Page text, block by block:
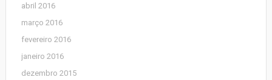
abril 2016
março 2016
fevereiro 2016
janeiro 2016
dezembro 2015